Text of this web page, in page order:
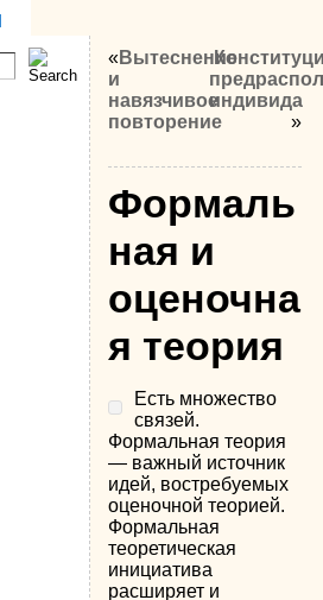
«Вытеснение
и
навязчивое
повторение
индивида
»
Формаль
ная и
оценочна
я теория
Есть множество
связей.
Формальная теория
— важный источник
идей, востребуемых
оценочной теорией.
Формальная
теоретическая
инициа­тива
расширяет и